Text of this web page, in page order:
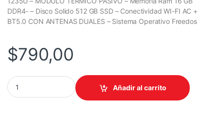
DDR4- – Disco Solido 512 GB SSD – Conectividad WI-FI AC +
BT5.0 CON ANTENAS DUALES – Sistema Operativo Freedos
$790,00
COMPUTADOR MINI PC INDUSTRIAL NUC FANLESS CORE I5
Añadir al carrito